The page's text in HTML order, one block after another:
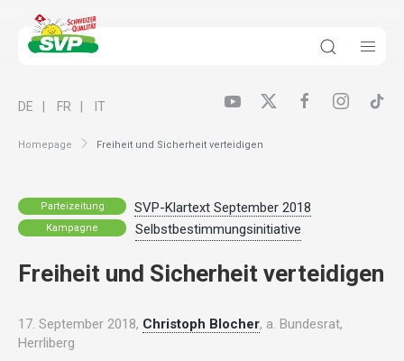
Homepage Freiheit und Sicherheit verteidigen
DE FR IT
Parteizeitung SVP-Klartext September 2018
Kampagne Selbstbestimmungsinitiative
Freiheit und Sicherheit verteidigen
17. September 2018, Christoph Blocher, a. Bundesrat,
Herrliberg